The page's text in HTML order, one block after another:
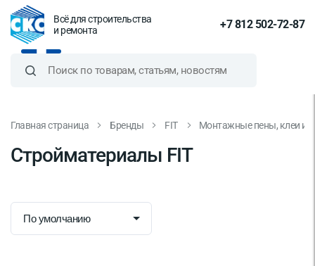
Всё для строительства
и ремонта
+7 812 502-72-87
Главная страница Бренды FIT Монтажные пены, клеи и
Стройматериалы FIT